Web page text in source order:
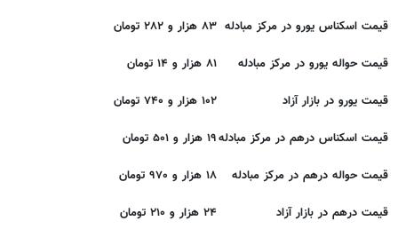
قیمت اسکناس یورو در مرکز مبادله ۸۳ هزار و ۲۸۲ تومان
قیمت حواله یورو در مرکز مبادله ۸۱ هزار و ۱۴ تومان
قیمت یورو در بازار آزاد ۱۰۲ هزار و ۷۴۰ تومان
قیمت اسکناس درهم در مرکز مبادله۱۹ هزار و ۵۰۱ تومان
قیمت حواله درهم در مرکز مبادله ۱۸ هزار و ۹۷۰ تومان
قیمت درهم در بازار آزاد ۲۴ هزار و ۲۱۰ تومان